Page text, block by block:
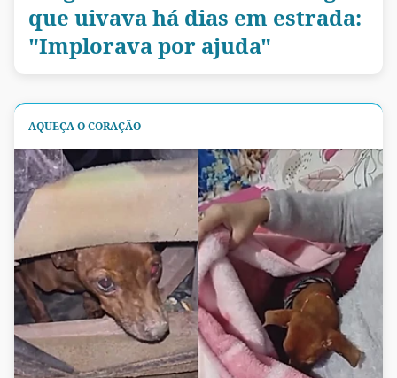
que uivava há dias em estrada:
"Implorava por ajuda"
AQUEÇA O CORAÇÃO